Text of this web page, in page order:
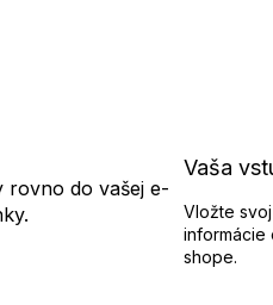
rovno do vašej e-
Vaša
Vložte
informácie
shope.